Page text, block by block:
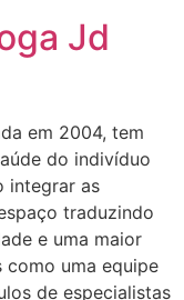
Jd
em 2004, tem
do indivíduo
integrar as
traduzindo
e uma maior
uma equipe
de especialistas